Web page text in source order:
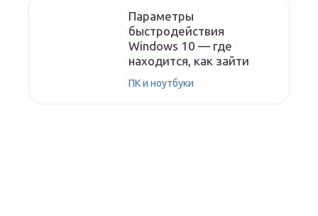
Параметры
быстродействия
Windows 10 — где
находится, как зайти
ПК и ноутбуки